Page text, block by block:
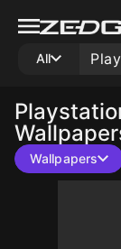
All
Wallpapers